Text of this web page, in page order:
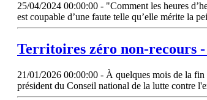
25/04/2024 00:00:00 - "Comment les heures
est coupable d’une faute telle qu’elle mérite la
Territoires zéro non-recours
21/01/2026 00:00:00 - À quelques mois de la
président du Conseil national de la lutte contre